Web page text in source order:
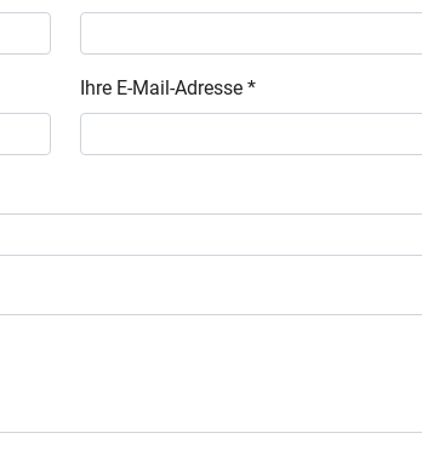
Ihre E-Mail-Adresse *